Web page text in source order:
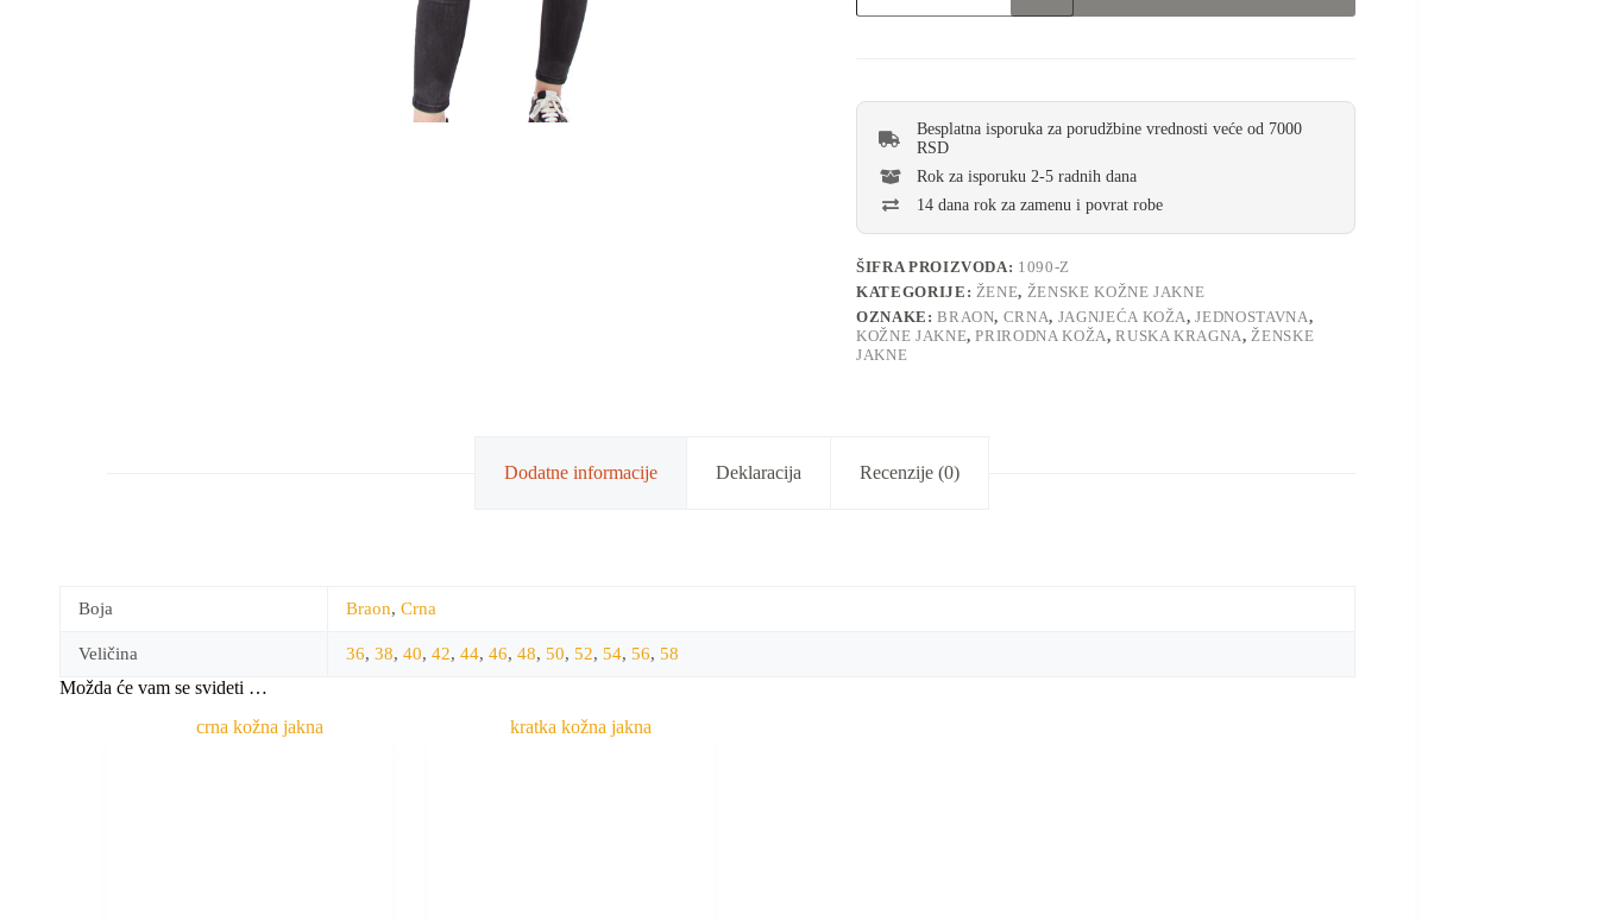
Besplatna isporuka za porudžbine vrednosti veće od 7000
RSD
Rok za isporuku 2-5 radnih dana
14 dana rok za zamenu i povrat robe
ŠIFRA PROIZVODA: 1090-Z
KATEGORIJE: ŽENE, ŽENSKE KOŽNE JAKNE
OZNAKE:BRAON, CRNA, JAGNJEĆA KOŽA,JEDNOSTAVNA,
KOŽNE JAKNE,PRIRODNA KOŽA,RUSKA KRAGNA,ŽENSKE
JAKNE
Dodatne informacije Deklaracija Recenzije (0)
Boja Braon, Crna
Veličina 36, 38, 40, 42, 44, 46, 48, 50, 52, 54, 56, 58
Možda će vam se svideti …